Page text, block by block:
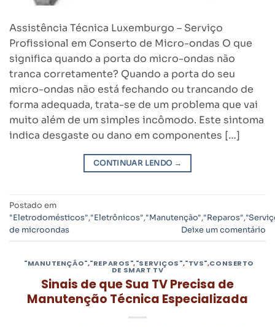
Assistência Técnica Luxemburgo – Serviço
Profissional em Conserto de Micro-ondas O que
significa quando a porta do micro-ondas não
tranca corretamente? Quando a porta do seu
micro-ondas não está fechando ou trancando de
forma adequada, trata-se de um problema que vai
muito além de um simples incômodo. Este sintoma
indica desgaste ou dano em componentes […]
CONTINUAR LENDO →
Postado em
"Eletrodomésticos","Eletrônicos","Manutenção","Reparos",
de microondas
Deixe um comentário
"MANUTENÇÃO","REPAROS","SERVIÇOS","TVS",CONSERTO
DE SMART TV
Sinais de que Sua TV Precisa de
Manutenção Técnica Especializada